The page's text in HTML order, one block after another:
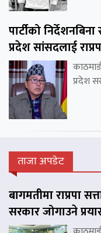
पार्टीको
प्रदेश सांसदलाई
प्रदेश
ताजा अपडेट
बागमतीमा राप्रपा
सरकार जोगाउने